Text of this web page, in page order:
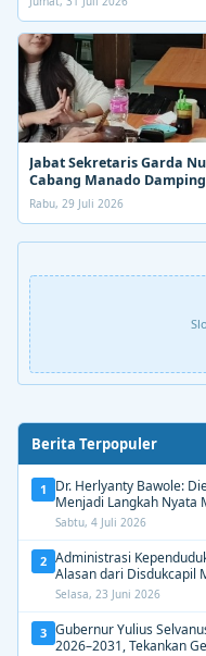
Jabat Sekretaris Garda
Cabang Manado
Rabu, 29 Juli 2026
Berita Terpopuler
1
Dr. Herlyanty Bawole:
Menjadi Langkah Nyata
Berdampak
Sabtu, 4 Juli 2026
2 Administrasi Kependudukan
Alasan dari Disdukcapil
Selasa, 23 Juni 2026
3 Gubernur Yulius
2026–2031, Tekankan